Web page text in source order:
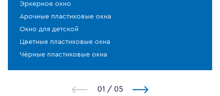
Эркерное окно
Арочные пластиковые окна
Окно для детской
Цветные пластиковые окна
Чёрные пластиковые окна
1 / 5